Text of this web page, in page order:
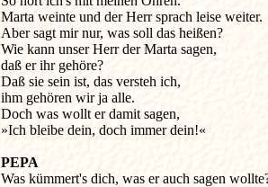
Marta weinte und der Herr sprach leise weiter.
Aber sagt mir nur, was soll das heißen?
Wie kann unser Herr der Marta sagen,
daß er ihr gehöre?
Daß sie sein ist, das versteh ich,
ihm gehören wir ja alle.
Doch was wollt er damit sagen,
»Ich bleibe dein, doch immer dein!«
PEPA
Was kümmert's dich, was er auch sagen